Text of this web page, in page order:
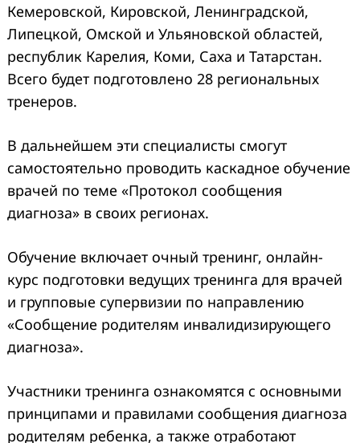
Кемеровской, Кировской, Ленинградской,
Липецкой, Омской и Ульяновской областей,
республик Карелия, Коми, Саха и Татарстан.
Всего будет подготовлено 28 региональных
тренеров.
В дальнейшем эти специалисты смогут
самостоятельно проводить каскадное обучение
врачей по теме «Протокол сообщения
диагноза» в своих регионах.
Обучение включает очный тренинг, онлайн-
курс подготовки ведущих тренинга для врачей
и групповые супервизии по направлению
«Сообщение родителям инвалидизирующего
диагноза».
Участники тренинга ознакомятся с основными
принципами и правилами сообщения диагноза
родителям ребенка, а также отработают